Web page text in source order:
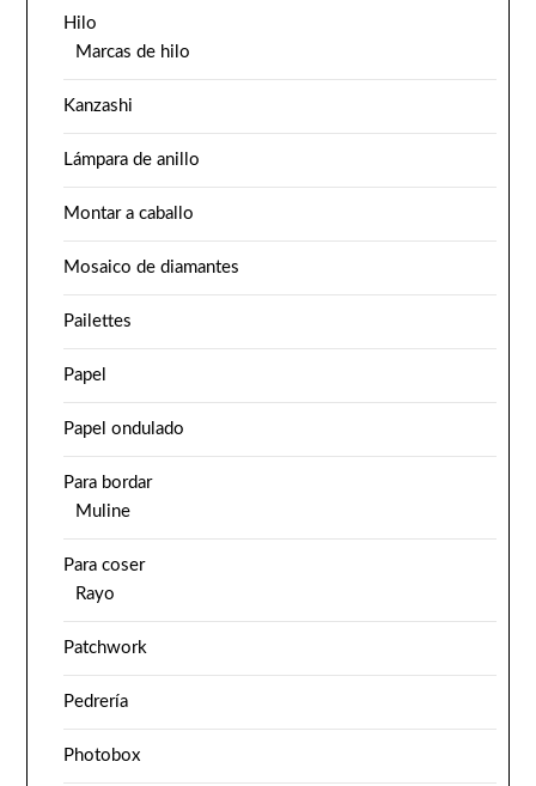
Hilo
Marcas de hilo
Kanzashi
Lámpara de anillo
Montar a caballo
Mosaico de diamantes
Pailettes
Papel
Papel ondulado
Para bordar
Muline
Para coser
Rayo
Patchwork
Pedrería
Photobox